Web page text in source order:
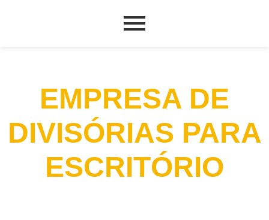
EMPRESA DE
DIVISÓRIAS PARA
ESCRITÓRIO